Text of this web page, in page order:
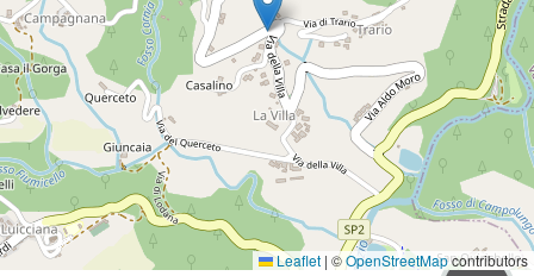
Leaflet | ©OpenStreetMapcontributors